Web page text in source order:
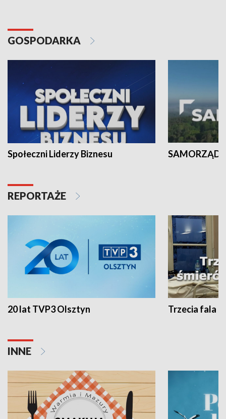
GOSPODARKA
Społeczni Liderzy Biznesu SAMORZĄD
REPORTAŻE
20 lat TVP3 Olsztyn Trzecia fala -
INNE